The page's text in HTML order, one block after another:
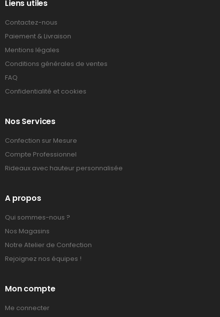
Liens utiles
Contactez-nous
Paiement & Livraison
Mentions légales
Conditions générales de ventes
FAQ
Confidentialité et cookies
Nos Services
Confection sur Mesure
Compte Professionnel
Rideaux avec hauteur personnalisée
A propos
Qui sommes-nous ?
Nos Magasins
Notre Atelier de Confection
Rejoignez nos équipes !
Mon compte
Me connecter